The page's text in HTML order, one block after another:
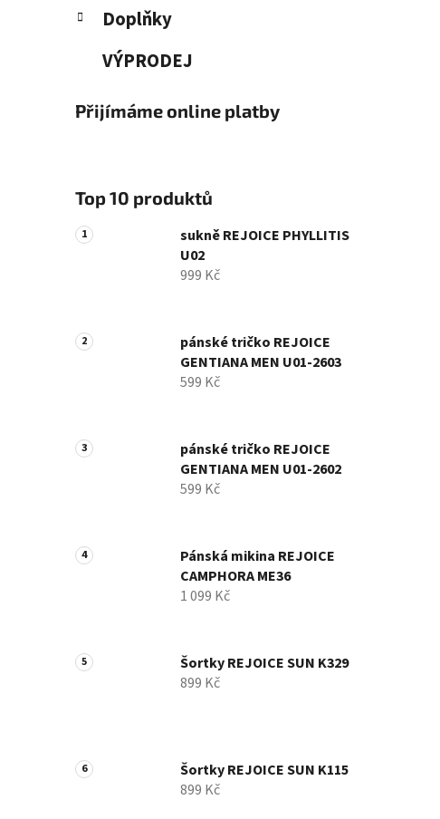
Doplňky
VÝPRODEJ
Přijímáme online platby
Top 10 produktů
sukně REJOICE PHYLLITIS
U02
999 Kč
pánské tričko REJOICE
GENTIANA MEN U01-2603
599 Kč
pánské tričko REJOICE
GENTIANA MEN U01-2602
599 Kč
Pánská mikina REJOICE
CAMPHORA ME36
1 099 Kč
Šortky REJOICE SUN K329
899 Kč
Šortky REJOICE SUN K115
899 Kč